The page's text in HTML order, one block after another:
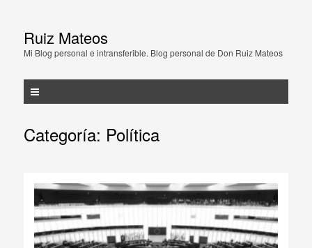
Ruiz Mateos
Mi Blog personal e intransferible. Blog personal de Don Ruiz Mateos
Categoría: Política